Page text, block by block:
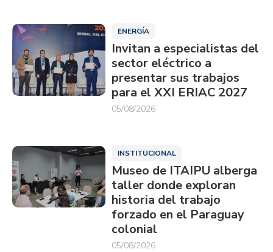
ENERGÍA
Invitan a especialistas del
sector eléctrico a
presentar sus trabajos
para el XXI ERIAC 2027
05/08/2026
INSTITUCIONAL
Museo de ITAIPU alberga
taller donde exploran
historia del trabajo
forzado en el Paraguay
colonial
05/08/2026